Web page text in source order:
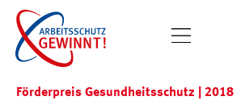
Förderpreis Gesundheitsschutz | 2018